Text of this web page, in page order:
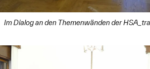
Im Dialog an den Themenwänden der